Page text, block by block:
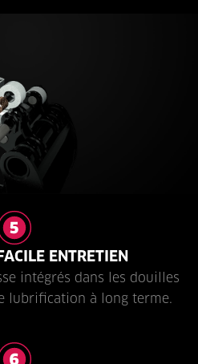
ENTRETIEN
intégrés dans les douilles
lubrification à long terme.